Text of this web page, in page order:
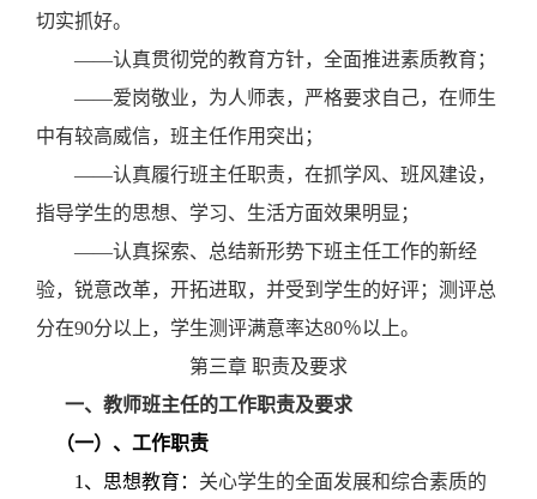
切实抓好。
——认真贯彻党的教育方针，全面推进素质教育；
——爱岗敬业，为人师表，严格要求自己，在师生
中有较高威信，班主任作用突出；
——认真履行班主任职责，在抓学风、班风建设，
指导学生的思想、学习、生活方面效果明显；
——认真探索、总结新形势下班主任工作的新经
验，锐意改革，开拓进取，并受到学生的好评；测评总
分在90分以上，学生测评满意率达80％以上。
第三章 职责及要求
一、教师班主任的工作职责及要求
（一）、工作职责
1 、思想教育： 关心学生的全面发展和综合素质的